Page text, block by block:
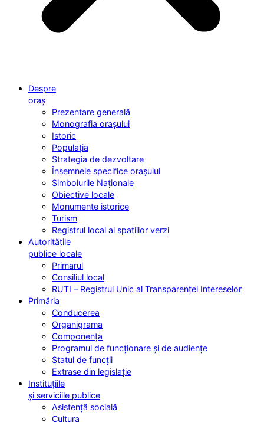
Despre
oraș
Prezentare generală
Monografia orașului
Istoric
Populația
Strategia de dezvoltare
Însemnele specifice orașului
Simbolurile Naționale
Obiective locale
Monumente istorice
Turism
Registrul local al spațiilor verzi
Autoritățile
publice locale
Primarul
Consiliul local
RUTI – Registrul Unic al Transparenței Intereselor
Primăria
Conducerea
Organigrama
Componența
Programul de funcționare și de audiențe
Statul de funcții
Extrase din legislație
Instituțiile
și serviciile publice
Asistență socială
Cultura